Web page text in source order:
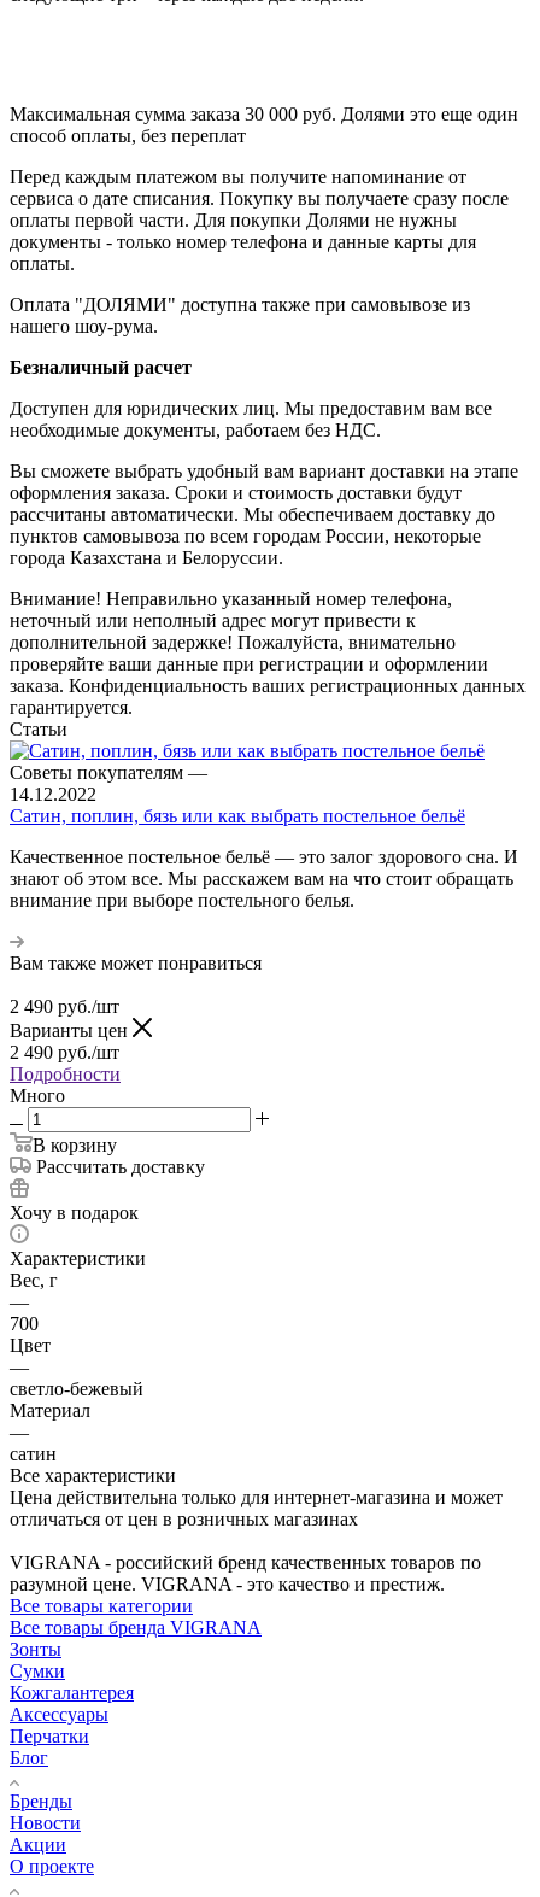
Максимальная сумма заказа 30 000 руб. Долями это еще один
способ оплаты, без переплат
Перед каждым платежом вы получите напоминание от
сервиса о дате списания. Покупку вы получаете сразу после
оплаты первой части. Для покупки Долями не нужны
документы - только номер телефона и данные карты для
оплаты.
Оплата "ДОЛЯМИ" доступна также при самовывозе из
нашего шоу-рума.
Безналичный расчет
Доступен для юридических лиц. Мы предоставим вам все
необходимые документы, работаем без НДС.
Вы сможете выбрать удобный вам вариант доставки на этапе
оформления заказа. Сроки и стоимость доставки будут
рассчитаны автоматически. Мы обеспечиваем доставку до
пунктов самовывоза по всем городам России, некоторые
города Казахстана и Белоруссии.
Внимание! Неправильно указанный номер телефона,
неточный или неполный адрес могут привести к
дополнительной задержке! Пожалуйста, внимательно
проверяйте ваши данные при регистрации и оформлении
заказа. Конфиденциальность ваших регистрационных данных
гарантируется.
Статьи
Советы покупателям —
14.12.2022
Сатин, поплин, бязь или как выбрать постельное бельё
Качественное постельное бельё — это залог здорового сна. И
знают об этом все. Мы расскажем вам на что стоит обращать
внимание при выборе постельного белья.
Вам также может понравиться
2 490 руб./шт
Варианты цен
2 490 руб./шт
Подробности
Много
В корзину
Рассчитать доставку
Хочу в подарок
Характеристики
Вес, г
—
700
Цвет
—
светло-бежевый
Материал
—
сатин
Все характеристики
Цена действительна только для интернет-магазина и может
отличаться от цен в розничных магазинах
VIGRANA - российский бренд качественных товаров по
разумной цене. VIGRANA - это качество и престиж.
Все товары категории
Все товары бренда VIGRANA
Зонты
Сумки
Кожгалантерея
Аксессуары
Перчатки
Блог
Бренды
Новости
Акции
О проекте